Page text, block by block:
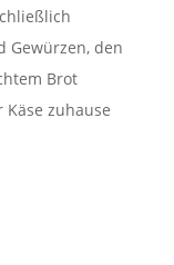
Gewürzen, den
Brot
zuhause